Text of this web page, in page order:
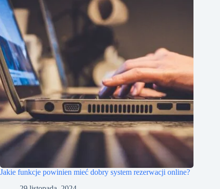
Jakie funkcje powinien mieć dobry system rezerwacji online?